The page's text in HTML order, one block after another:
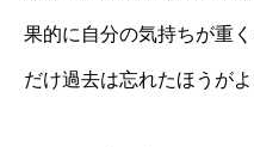
果的に自分の気持ちが重
だけ過去は忘れたほうがよ